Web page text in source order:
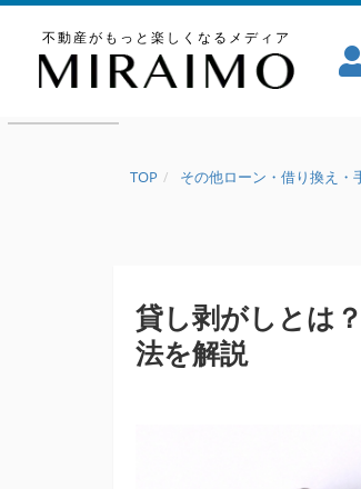
不動産がもっと楽しくなるメディア
TOP その他ローン・借り換え・
貸し剥がしとは
法を解説